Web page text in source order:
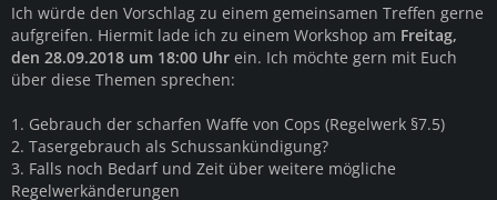
Ich würde den Vorschlag zu einem gemeinsamen Treffen gerne
aufgreifen. Hiermit lade ich zu einem Workshop am Freitag,
den 28.09.2018 um 18:00 Uhr ein. Ich möchte gern mit Euch
über diese Themen sprechen:
1. Gebrauch der scharfen Waffe von Cops (Regelwerk §7.5)
2. Tasergebrauch als Schussankündigung?
3. Falls noch Bedarf und Zeit über weitere mögliche
Regelwerkänderungen